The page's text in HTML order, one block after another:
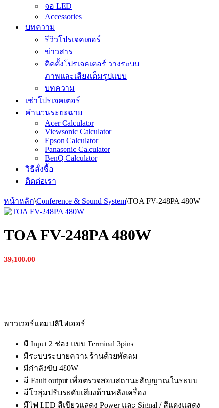
จอ LED
Accessories
บทความ
รีวิวโปรเจคเตอร์
ข่าวสาร
ติดตั้งโปรเจคเตอร์ วางระบบ
ภาพและเสียงเต็มรูปแบบ
บทความ
เช่าโปรเจคเตอร์
คำนวนระยะฉาย
Acer Calculator
Viewsonic Calculator
Epson Calculator
Panasonic Calculator
BenQ Calculator
วิธีสั่งซื้อ
ติดต่อเรา
หน้าหลัก\Conference & Sound System\TOA FV-248PA 480W
TOA FV-248PA 480W
39,100.00
พาวเวอร์แอมปลิไฟเออร์
มี Input 2 ช่อง แบบ Terminal 3pins
มีระบบระบายความร้านด้วยพัดลม
มีกำลังขับ 480W
มี Fault output เพื่อตรวจสอบสถานะสัญญาณในระบบ
มีโวลุ่มปรับระดับเสียงด้านหลังเครื่อง
มีไฟ LED สีเขียวแสดง Power และ Signal / สีแดงแสดง